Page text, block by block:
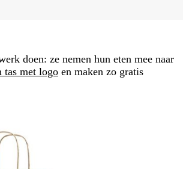
doen: ze nemen hun eten mee naar
tas met logo en maken zo gratis